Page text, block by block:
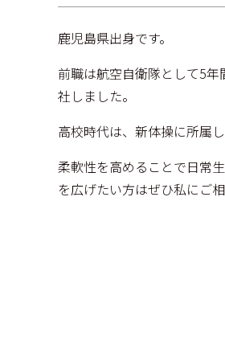
鹿児島県出身です。
前職は航空自衛隊として5
社しました。
高校時代は、新体操に所属
柔軟性を高めることで日常
を広げたい方はぜひ私にご相